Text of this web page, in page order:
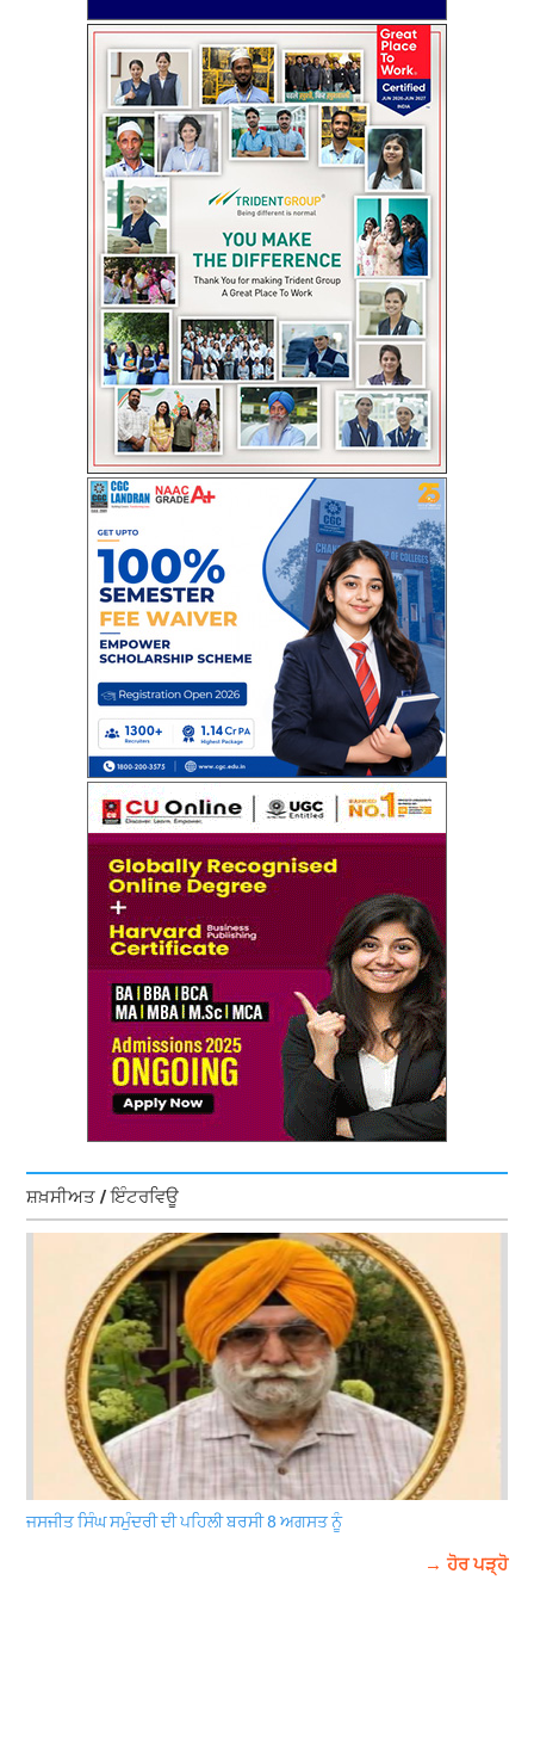
ਸ਼ਖ਼ਸੀਅਤ / ਇੰਟਰਵਿਊ
ਜਸਜੀਤ ਸਿੰਘ ਸਮੁੰਦਰੀ ਦੀ ਪਹਿਲੀ ਬਰਸੀ 8 ਅਗਸਤ ਨੂੰ
→ ਹੋਰ ਪੜ੍ਹੋ